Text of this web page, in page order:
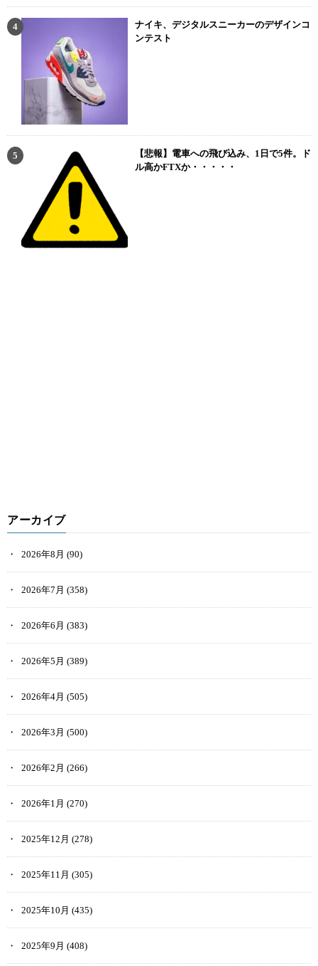
ナイキ、デジタルスニーカーのデザインコ
ンテスト
【悲報】電車への飛び込み、1日で5件。ド
ル高かFTXか・・・・・
アーカイブ
2026年8月 (90)
2026年7月 (358)
2026年6月 (383)
2026年5月 (389)
2026年4月 (505)
2026年3月 (500)
2026年2月 (266)
2026年1月 (270)
2025年12月 (278)
2025年11月 (305)
2025年10月 (435)
2025年9月 (408)